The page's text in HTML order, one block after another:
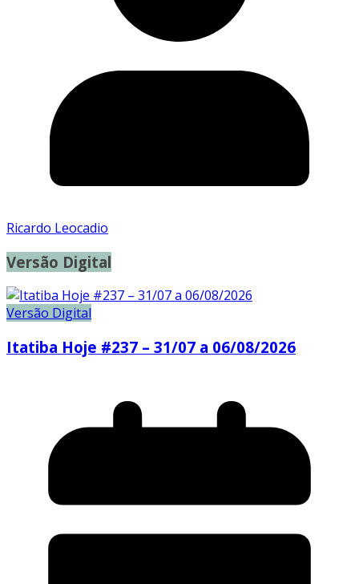
Ricardo Leocadio
Versão Digital
Versão Digital
Itatiba Hoje #237 – 31/07 a 06/08/2026